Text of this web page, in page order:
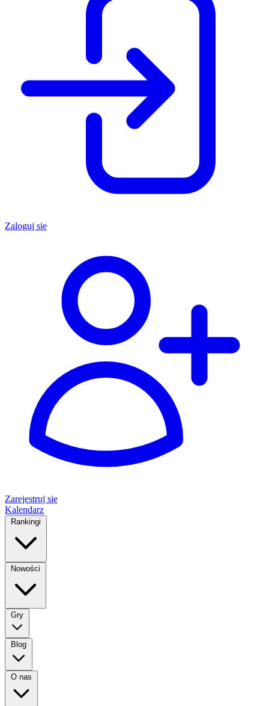
Zaloguj się
Zarejestruj się
Kalendarz
Rankingi
Nowości
Gry
Blog
O nas